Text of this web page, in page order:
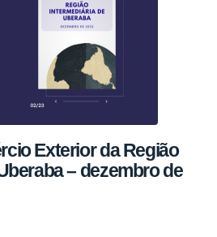
Exterior da Região
– dezembro de